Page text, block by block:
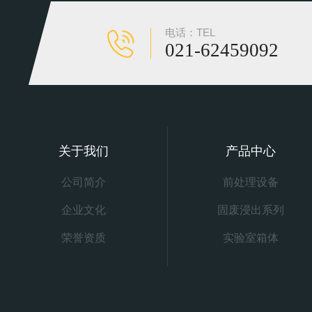
电话：TEL
021-62459092
关于我们
公司简介
企业文化
荣誉资质
产品中心
前处理设备
固废浸出系列
实验室箱体